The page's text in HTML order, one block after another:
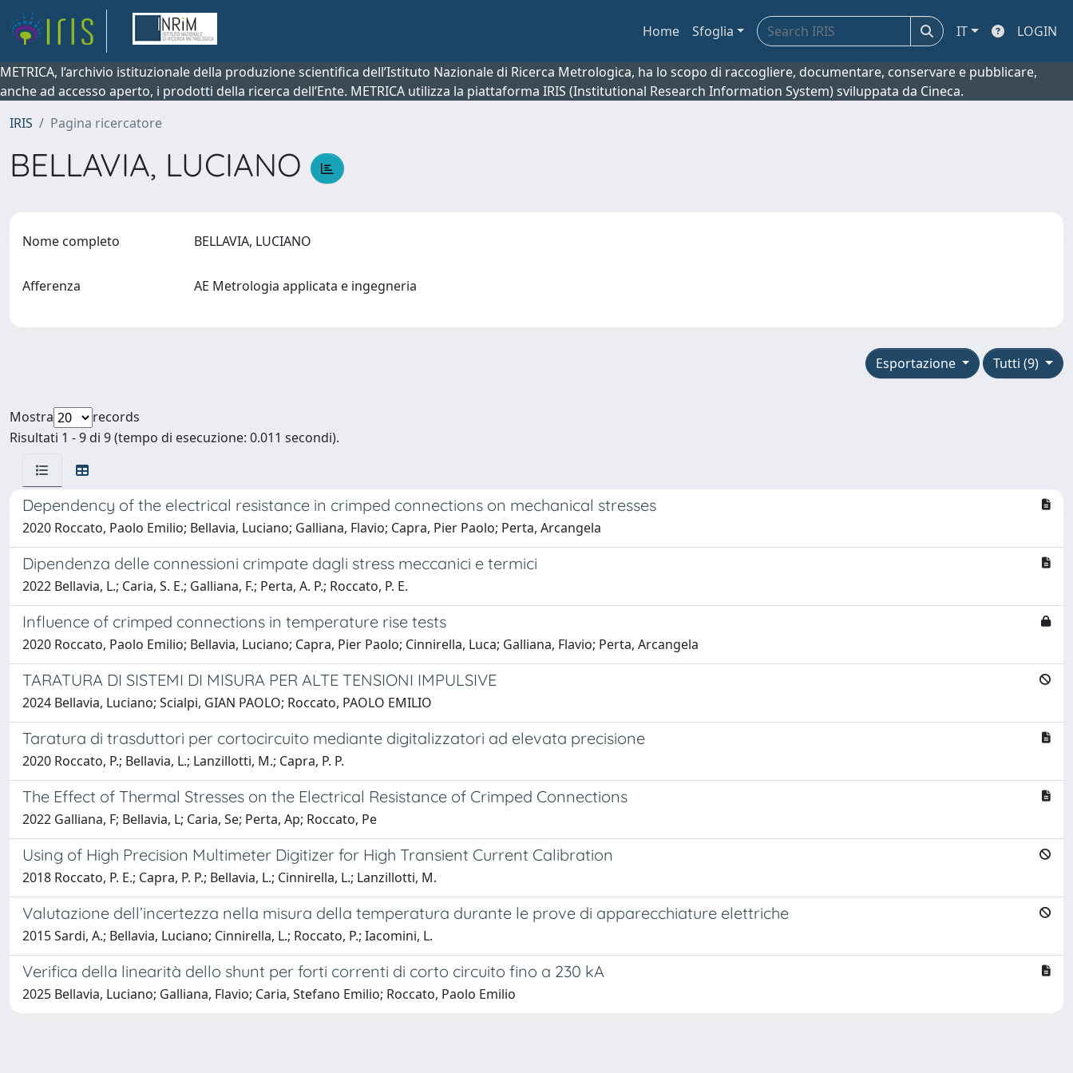
Home Sfoglia IT LOGIN
METRICA, l’archivio istituzionale della produzione scientifica dell’Istituto Nazionale di Ricerca Metrologica, ha lo scopo di raccogliere, documentare, conservare e pubblicare,
anche ad accesso aperto, i prodotti della ricerca dell’Ente. METRICA utilizza la piattaforma IRIS (Institutional Research Information System) sviluppata da Cineca.
IRIS
Pagina ricercatore
BELLAVIA, LUCIANO
Nome completo BELLAVIA, LUCIANO
Afferenza AE Metrologia applicata e ingegneria
Tutti (9)
Esportazione
Mostra
records
Risultati 1 - 9 di 9 (tempo di esecuzione: 0.011 secondi).
Dependency of the electrical resistance in crimped connections on mechanical stresses
2020 Roccato, Paolo Emilio; Bellavia, Luciano; Galliana, Flavio; Capra, Pier Paolo; Perta, Arcangela
Dipendenza delle connessioni crimpate dagli stress meccanici e termici
2022 Bellavia, L.; Caria, S. E.; Galliana, F.; Perta, A. P.; Roccato, P. E.
Influence of crimped connections in temperature rise tests
2020 Roccato, Paolo Emilio; Bellavia, Luciano; Capra, Pier Paolo; Cinnirella, Luca; Galliana, Flavio; Perta, Arcangela
TARATURA DI SISTEMI DI MISURA PER ALTE TENSIONI IMPULSIVE
2024 Bellavia, Luciano; Scialpi, GIAN PAOLO; Roccato, PAOLO EMILIO
Taratura di trasduttori per cortocircuito mediante digitalizzatori ad elevata precisione
2020 Roccato, P.; Bellavia, L.; Lanzillotti, M.; Capra, P. P.
The Effect of Thermal Stresses on the Electrical Resistance of Crimped Connections
2022 Galliana, F; Bellavia, L; Caria, Se; Perta, Ap; Roccato, Pe
Using of High Precision Multimeter Digitizer for High Transient Current Calibration
2018 Roccato, P. E.; Capra, P. P.; Bellavia, L.; Cinnirella, L.; Lanzillotti, M.
Valutazione dell’incertezza nella misura della temperatura durante le prove di apparecchiature elettriche
2015 Sardi, A.; Bellavia, Luciano; Cinnirella, L.; Roccato, P.; Iacomini, L.
Verifica della linearità dello shunt per forti correnti di corto circuito fino a 230 kA
2025 Bellavia, Luciano; Galliana, Flavio; Caria, Stefano Emilio; Roccato, Paolo Emilio